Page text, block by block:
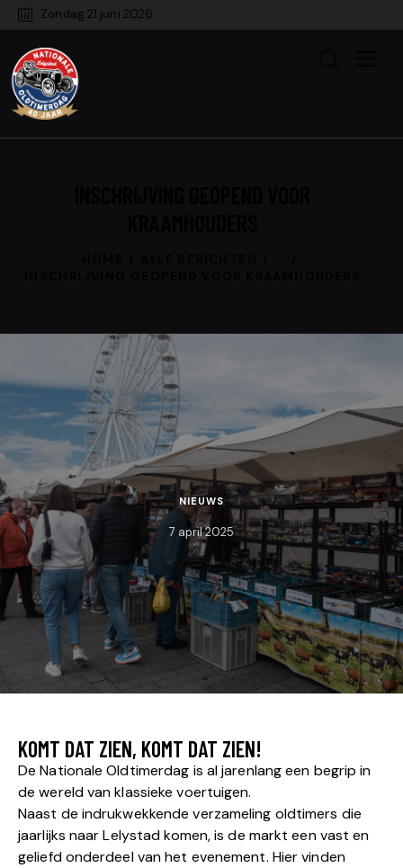
Zondag 21 juni 2026
NIEUWS
7 april 2025
KOMT DAT ZIEN, KOMT DAT ZIEN!
De Nationale Oldtimerdag is al jarenlang een begrip in
de wereld van klassieke voertuigen.
Naast de indrukwekkende verzameling oldtimers die
jaarlijks naar Lelystad komen, is de markt een vast en
geliefd onderdeel van het evenement. Hier vinden